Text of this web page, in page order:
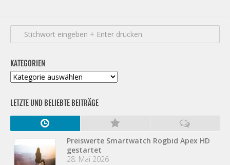
KATEGORIEN
Kategorien
LETZTE UND BELIEBTE BEITRÄGE
Preiswerte Smartwatch Rogbid Apex HD
gestartet
28. Mai 2026